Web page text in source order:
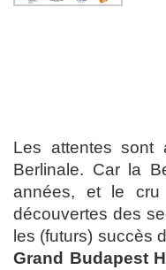
Les attentes sont
Berlinale. Car la
années, et le cru
découvertes des
les (futurs) succès
Grand Budapest